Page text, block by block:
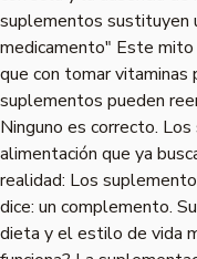
suplementos sustituyen
medicamento" Este mito
que con tomar
suplementos pueden
Ninguno es correcto.
alimentación que ya
realidad: Los
dice: un complemento.
dieta y el estilo de vida